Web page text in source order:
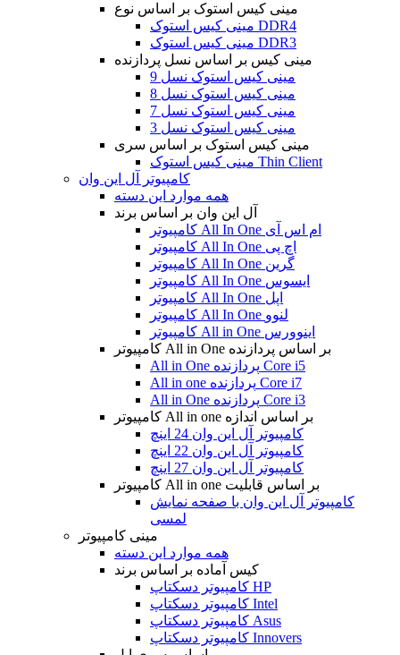
مینی کیس استوک بر اساس نوع
مینی کیس استوک DDR4
مینی کیس استوک DDR3
مینی کیس بر اساس نسل پردازنده
مینی کیس استوک نسل 9
مینی کیس استوک نسل 8
مینی کیس استوک نسل 7
مینی کیس استوک نسل 3
مینی کیس استوک بر اساس سری
مینی کیس استوک Thin Client
کامپیوتر آل این وان
همه موارد این دسته
آل این وان بر اساس برند
کامپیوتر All In One ام اس آی
کامپیوتر All In One اچ پی
کامپیوتر All In One گرین
کامپیوتر All In One ایسوس
کامپیوتر All In One اپل
کامپیوتر All In One لنوو
کامپیوتر All in One اینوورس
کامپیوتر All in One بر اساس پردازنده
All in One پردازنده Core i5
All in one پردازنده Core i7
All in One پردازنده Core i3
کامپیوتر All in one بر اساس اندازه
کامپیوتر آل این وان 24 اینچ
کامپیوتر آل این وان 22 اینچ
کامپیوتر آل این وان 27 اینچ
کامپیوتر All in one بر اساس قابلیت
کامپیوتر آل این وان با صفحه نمایش
لمسی
مینی کامپیوتر
همه موارد این دسته
کیس آماده بر اساس برند
کامپیوتر دسکتاپ HP
کامپیوتر دسکتاپ Intel
کامپیوتر دسکتاپ Asus
کامپیوتر دسکتاپ Innovers